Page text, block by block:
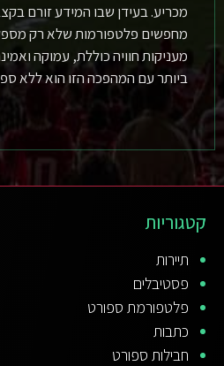
מכריע. בעידן שבו המידע זורם
מחפשים פלטפורמות שלא רק
מעניקות חוויה כוללת, עמוקה
ביותר עם המהפכה הזו הוא ללא
קטגוריות
תיירות
פסטיבלים
פלטפורמת ספורט
כתבות
חבילות ספורט